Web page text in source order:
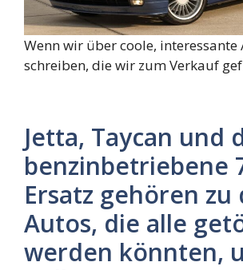
Wenn wir über coole, interessante
schreiben, die wir zum Verkauf
Jetta, Taycan und
benzinbetriebene
Ersatz gehören zu
Autos, die alle
werden könnten,